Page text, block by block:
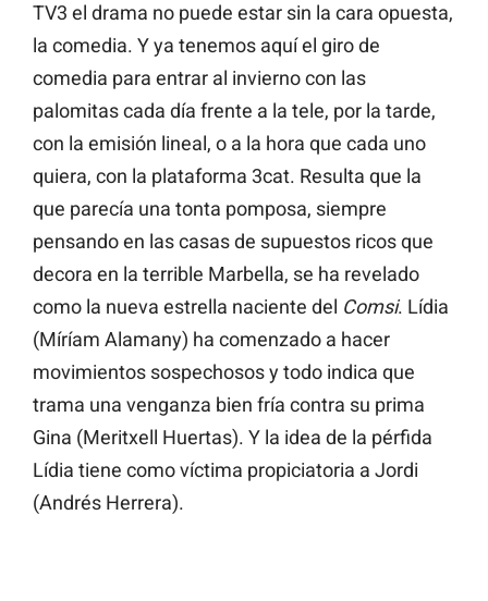
TV3 el drama no puede estar sin la cara opuesta,
la comedia. Y ya tenemos aquí el giro de
comedia para entrar al invierno con las
palomitas cada día frente a la tele, por la tarde,
con la emisión lineal, o a la hora que cada uno
quiera, con la plataforma 3cat. Resulta que la
que parecía una tonta pomposa, siempre
pensando en las casas de supuestos ricos que
decora en la terrible Marbella, se ha revelado
como la nueva estrella naciente del Comsi. Lídia
(Míríam Alamany) ha comenzado a hacer
movimientos sospechosos y todo indica que
trama una venganza bien fría contra su prima
Gina (Meritxell Huertas). Y la idea de la pérfida
Lídia tiene como víctima propiciatoria a Jordi
(Andrés Herrera).